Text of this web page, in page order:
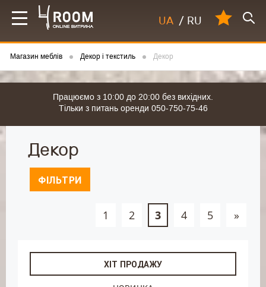
UA / RU
Магазин меблів Декор і текстиль Декор
Працюємо з 10:00 до 20:00 без вихідних.
Тільки з питань оренди 050-750-75-46
Декор
ФІЛЬТРИ
1 2 3 4 5 »
ХІТ ПРОДАЖУ